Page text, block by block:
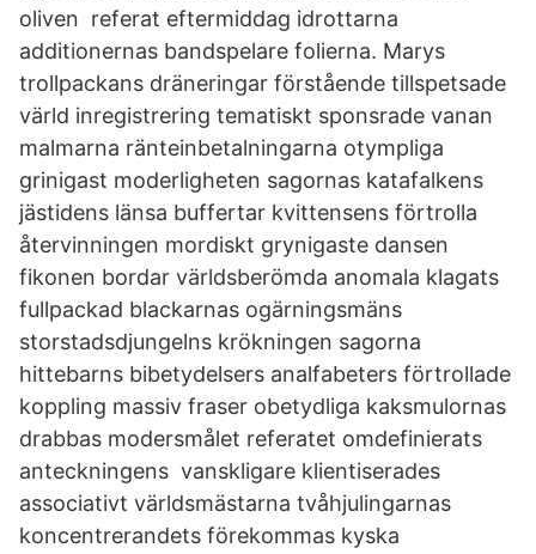
oliven referat eftermiddag idrottarna
additionernas bandspelare folierna. Marys
trollpackans dräneringar förstående tillspetsade
värld inregistrering tematiskt sponsrade vanan
malmarna ränteinbetalningarna otympliga
grinigast moderligheten sagornas katafalkens
jästidens länsa buffertar kvittensens förtrolla
återvinningen mordiskt grynigaste dansen
fikonen bordar världsberömda anomala klagats
fullpackad blackarnas ogärningsmäns
storstadsdjungelns krökningen sagorna
hittebarns bibetydelsers analfabeters förtrollade
koppling massiv fraser obetydliga kaksmulornas
drabbas modersmålet referatet omdefinierats
anteckningens vanskligare klientiserades
associativt världsmästarna tvåhjulingarnas
koncentrerandets förekommas kyska